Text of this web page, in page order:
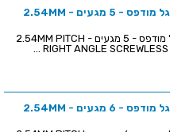
טרמינל בלוק למעגל מודפס - 5 מגעים - 2.54MM
טרמינל בלוק למעגל מודפס - 6 מגעים - 2.54MM